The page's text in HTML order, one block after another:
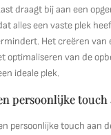
draagt bij aan een
alles een vaste plek
Het creëren van
optimaliseren van de
ideale plek.
persoonlijke
persoonlijke touch aan